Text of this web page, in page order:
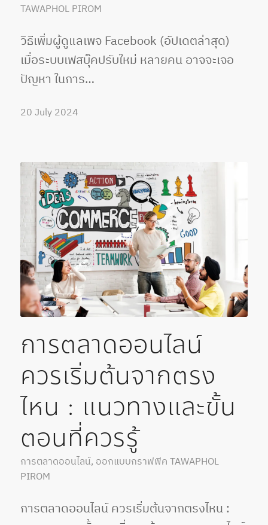
TAWAPHOL PIROM
วิธีเพิ่มผู้ดูแลเพจ Facebook (อัปเดตล่าสุด)
เมื่อระบบเฟสบุ๊คปรับใหม่ หลายคน อาจจะเจอ
ปัญหา ในการ…
20 July 2024
การตลาดออนไลน์
ควรเริ่มต้นจากตรง
ไหน : แนวทางและขั้น
ตอนที่ควรรู้
การตลาดออนไลน์, ออกแบบกราฟฟิค TAWAPHOL
PIROM
การตลาดออนไลน์ ควรเริ่มต้นจากตรงไหน :